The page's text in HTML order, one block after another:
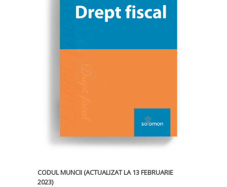
CODUL MUNCII (ACTUALIZAT LA 13 FEBRUARIE
2023)